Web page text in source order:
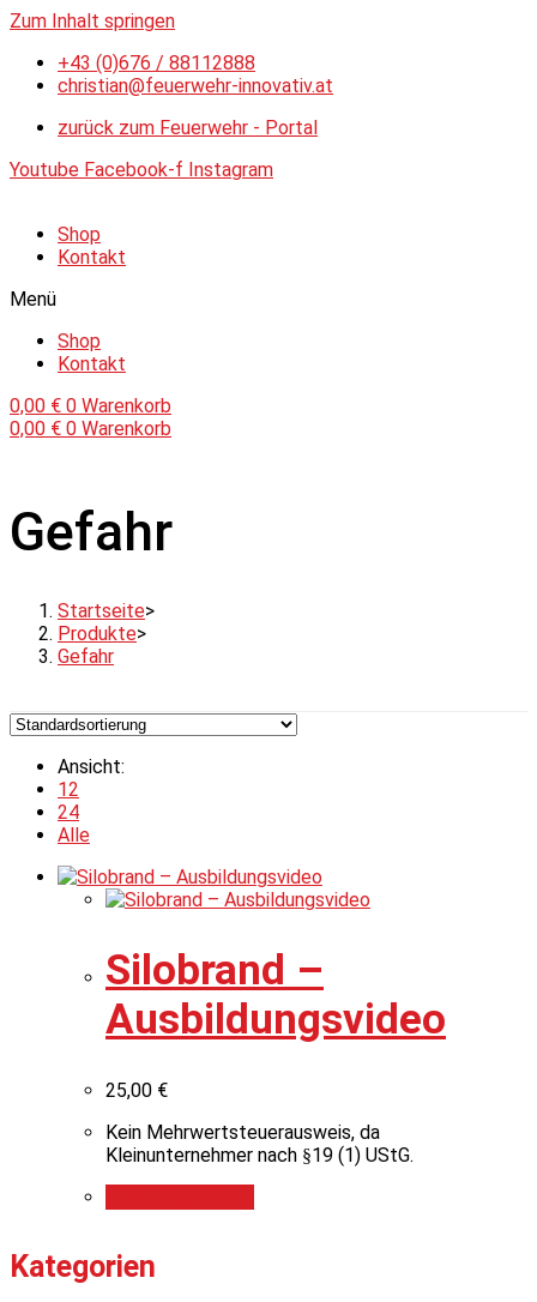
Zum Inhalt springen
+43 (0)676 / 88112888
christian@feuerwehr-innovativ.at
zurück zum Feuerwehr - Portal
Youtube Facebook-f Instagram
Shop
Kontakt
Menü
Shop
Kontakt
0,00 € 0 Warenkorb
0,00 € 0 Warenkorb
Gefahr
Startseite>
Produkte>
Gefahr
Ansicht:
12
24
Alle
Silobrand –
Ausbildungsvideo
25,00 €
Kein Mehrwertsteuerausweis, da
Kleinunternehmer nach §19 (1) UStG.
Kategorien